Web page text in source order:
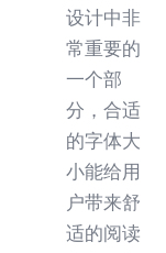
设计中非
常重要的
一个部
分，合适
的字体大
小能给用
户带来舒
适的阅读